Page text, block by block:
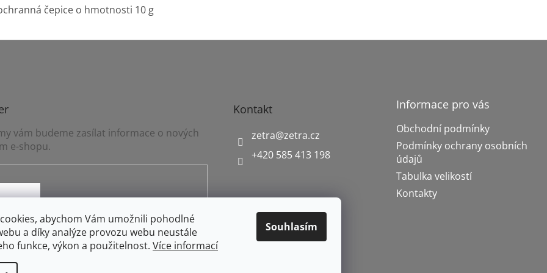
abychom Vám umožnili pohodlné
a díky analýze provozu webu neustále
funkce, výkon a použitelnost. Více informací
Souhlasím
čepice o hmotnosti 10 g
vám budeme zasílat informace o nových
e-shopu.
ochrany osobních údajů
Kontakt
zetra@zetra.cz
+420 585 413 198
Informace pro vás
Obchodní podmínky
Podmínky ochrany osobních
údajů
Tabulka velikostí
Kontakty